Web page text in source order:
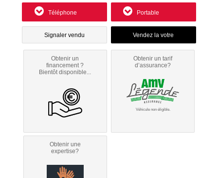
Téléphone Portable
Signaler vendu
Obtenir un
financement ?
Bientôt disponible...
Obtenir un tarif
d’assurance?
Véhicule non éligible.
Obtenir une
expertise?